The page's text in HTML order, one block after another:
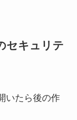
セキュリテ
いたら後の作